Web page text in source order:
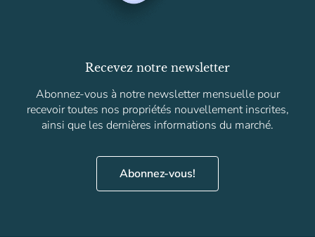
Recevez notre newsletter
Abonnez-vous à notre newsletter mensuelle pour
recevoir toutes nos propriétés nouvellement inscrites,
ainsi que les dernières informations du marché.
Abonnez-vous!